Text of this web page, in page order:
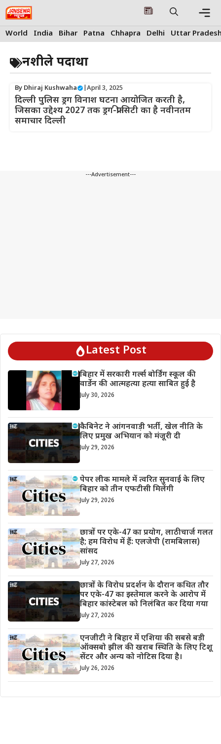
Skip
to
content
World India Bihar Patna Chhapra Delhi Uttar
नशीले पदार्थों
By Dhiraj Kushwaha April 3, 2025
दिल्ली पुलिस ड्रग विनाश घटना आयोजित करती है,
जिसका उद्देश्य 2027 तक ड्रग-फ्री सिटी का है नवीनतम
समाचार दिल्ली
---Advertisement---
Latest Post
बिहार में सरकारी गर्ल्स बोर्डिंग स्कूल की
वार्डेन की आत्महत्या हत्या साबित हुई है
July 30, 2026
कैबिनेट ने आंगनवाड़ी भर्ती, खेल नीति के
लिए प्रमुख अभियान को मंजूरी दी
July 29, 2026
पेपर लीक मामले में त्वरित सुनवाई के लिए
बिहार को तीन एफटीसी मिलेंगी
July 29, 2026
छात्रों पर एके-47 का प्रयोग, लाठीचार्ज गलत
है; हम विरोध में हैं: एलजेपी (रामबिलास)
सांसद
July 27, 2026
छात्रों के विरोध प्रदर्शन के दौरान कथित तौर
पर एके-47 का इस्तेमाल करने के आरोप में
बिहार कांस्टेबल को निलंबित कर दिया गया
July 27, 2026
एनजीटी ने बिहार में एशिया की सबसे बड़ी
ऑक्सबो झील की खराब स्थिति के लिए टिशू
सेंटर और अन्य को नोटिस दिया है।
July 26, 2026